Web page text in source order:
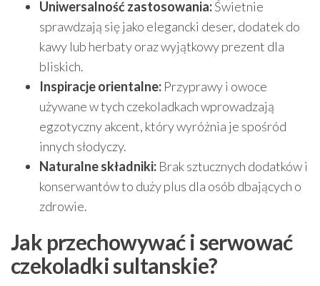
Uniwersalność zastosowania:Świetnie
sprawdzają się jako elegancki deser, dodatek do
kawy lub herbaty oraz wyjątkowy prezent dla
bliskich.
Inspiracje orientalne: Przyprawy i owoce
używane w tych czekoladkach wprowadzają
egzotyczny akcent, który wyróżnia je spośród
innych słodyczy.
Naturalne składniki: Brak sztucznych dodatków i
konserwantów to duży plus dla osób dbających o
zdrowie.
Jak przechowywać i serwować
czekoladki sultanskie?